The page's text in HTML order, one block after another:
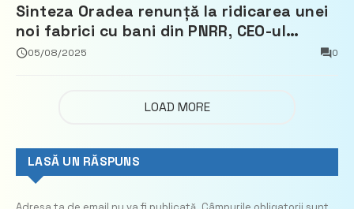
Sinteza Oradea renunță la ridicarea unei
noi fabrici cu bani din PNRR, CEO-ul
demisionează – Profit.ro
05/08/2025 0
LOAD MORE
LASĂ UN RĂSPUNS